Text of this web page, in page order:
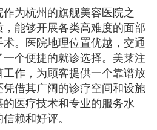
为杭州的旗舰美容医院之
能够开展各类高难度的面部
。医院地理位置优越，交通
个便捷的就诊选择。美莱注
作，为顾客提供一个靠谱放
借其广阔的诊疗空间和设施
医疗技术和专业的服务水
赖和好评。